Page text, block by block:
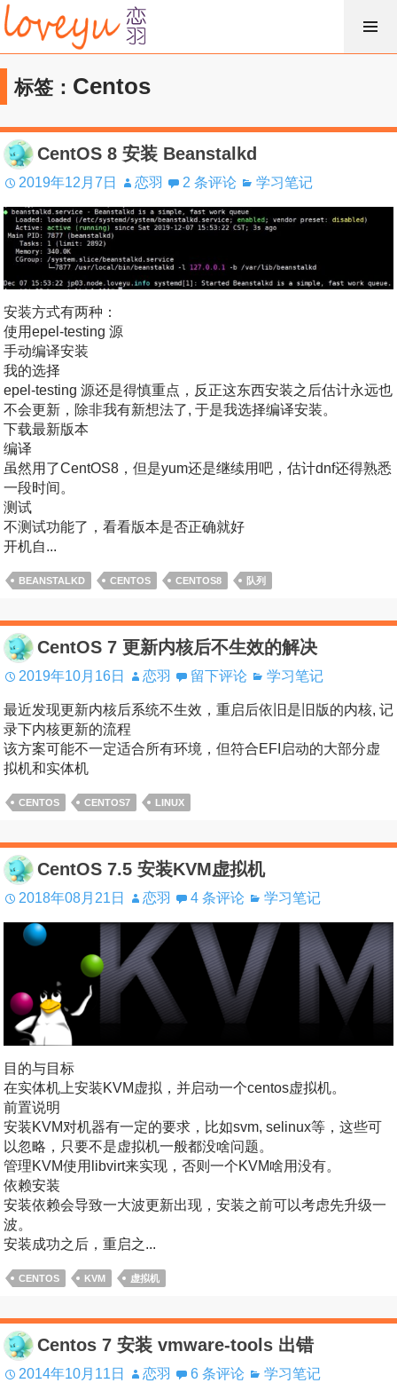
跳
过
内
容标签： Centos
CentOS 8 安装 Beanstalkd
2019年12月7日 恋羽 2 条评论 学习笔记
安装方式有两种：
使用epel-testing 源
手动编译安装
我的选择
epel-testing 源还是得慎重点，反正这东西安装之后估计永远也
不会更新，除非我有新想法了, 于是我选择编译安装。
下载最新版本
编译
虽然用了CentOS8，但是yum还是继续用吧，估计dnf还得熟悉
一段时间。
测试
不测试功能了，看看版本是否正确就好
开机自...
BEANSTALKD CENTOS CENTOS8 队列
CentOS 7 更新内核后不生效的解决
2019年10月16日 恋羽 留下评论 学习笔记
最近发现更新内核后系统不生效，重启后依旧是旧版的内核, 记
录下内核更新的流程
该方案可能不一定适合所有环境，但符合EFI启动的大部分虚
拟机和实体机
CENTOS CENTOS7 LINUX
CentOS 7.5 安装KVM虚拟机
2018年08月21日 恋羽 4 条评论 学习笔记
目的与目标
在实体机上安装KVM虚拟，并启动一个centos虚拟机。
前置说明
安装KVM对机器有一定的要求，比如svm, selinux等，这些可
以忽略，只要不是虚拟机一般都没啥问题。
管理KVM使用libvirt来实现，否则一个KVM啥用没有。
依赖安装
安装依赖会导致一大波更新出现，安装之前可以考虑先升级一
波。
安装成功之后，重启之...
CENTOS KVM 虚拟机
Centos 7 安装 vmware-tools 出错
2014年10月11日 恋羽 6 条评论 学习笔记